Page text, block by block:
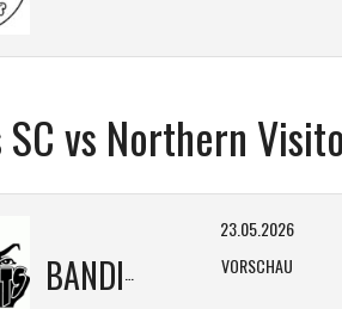
vs Northern
BANDITS SC
23.05.2026
VORSCHAU